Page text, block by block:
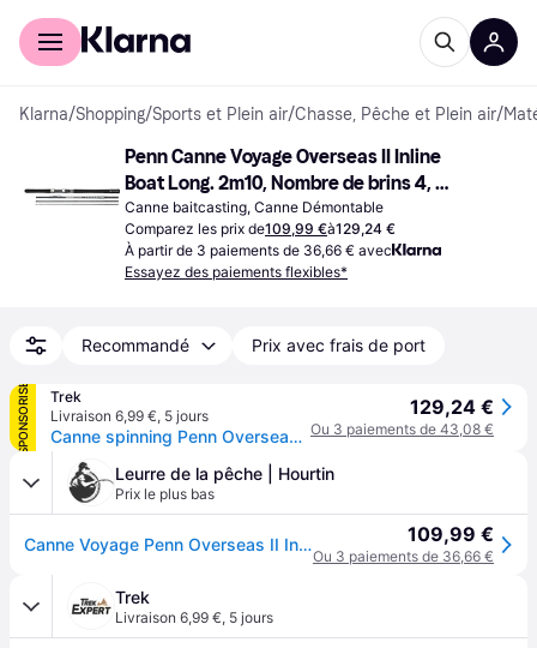
Acheter avec Klarna
Klarna/Shopping/Sports et Plein air/Chasse, Pêche et Plein air/
Penn Canne Voyage Overseas II Inline
Boat Long. 2m10, Nombre de brins 4,
Poids 340g, Puissance Canne 30 50lbs
Canne baitcasting, Canne Démontable
Comparez les prix de109,99 €à129,24 €
À partir de 3 paiements de 36,66 € avec
Essayez des paiements flexibles*
Recommandé Prix avec frais de port
SPONSORISÉ
Trek
Livraison 6,99 €, 5 jours
Canne spinning Penn Overseas II Inshore 30-50lb - Noir
129,24 €
Ou 3 paiements de 43,08 €
Leurre de la pêche | Hourtin
Prix le plus bas
Canne Voyage Penn Overseas II Inline Boat : Long. - 2m10, Nombre de brins - 4, Poids - 340g, Puissance Canne - 30 - 50lbs 109,99 €
Ou 3 paiements de 36,66 €
Trek
Livraison 6,99 €, 5 jours